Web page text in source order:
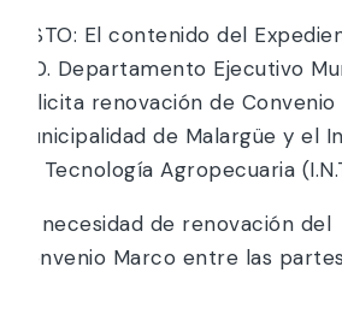
VISTO: El contenido del
– 0. Departamento Ejecutivo
Solicita renovación de
Municipalidad de Malargüe y el
de Tecnología Agropecuaria
La necesidad de renovación del
Convenio Marco entre las